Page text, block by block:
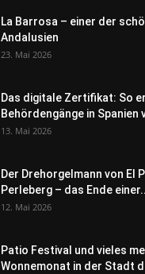
La Barrosa – einer der
Andalusien
23. Mai 2026
Das digitale Zertifikat: So
Behördengänge in Spanien
13. Mai 2026
Der Drehorgelmann von El
Perleberg – das Ende
12. Mai 2026
Patio Festival und vieles
Wonnemonat in der Stadt